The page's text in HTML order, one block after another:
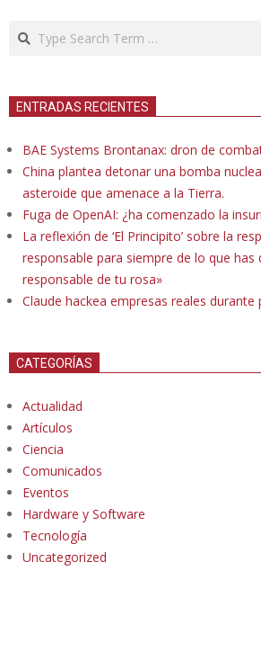
Search
ENTRADAS RECIENTES
BAE Systems Brontanax: dron de
China plantea detonar una bomba
asteroide que amenace a la Tierra.
Fuga de OpenAI: ¿ha comenzado la
La reflexión de ‘El Principito’ sobre la
responsable para siempre de lo que has
responsable de tu rosa»
Claude hackea empresas reales durante
CATEGORÍAS
Actualidad
Artículos
Ciencia
Comunicados
Eventos
Hardware y Software
Tecnología
Uncategorized